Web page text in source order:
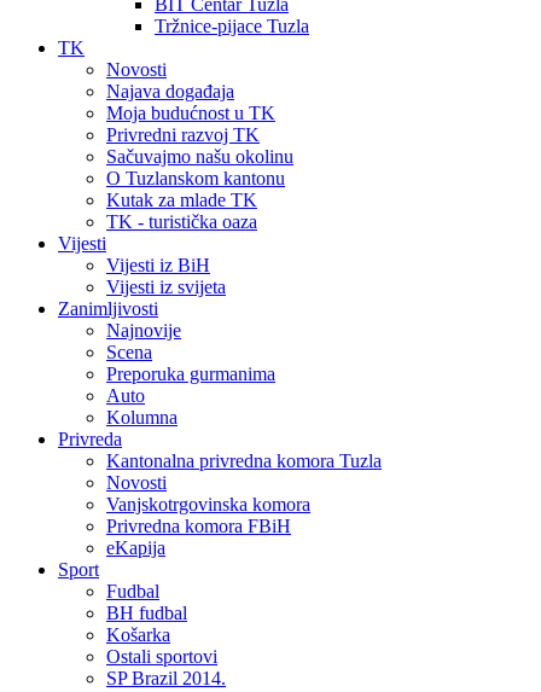
Tržnice-pijace Tuzla
TK
Novosti
Najava događaja
Moja budućnost u TK
Privredni razvoj TK
Sačuvajmo našu okolinu
O Tuzlanskom kantonu
Kutak za mlade TK
TK - turistička oaza
Vijesti
Vijesti iz BiH
Vijesti iz svijeta
Zanimljivosti
Najnovije
Scena
Preporuka gurmanima
Auto
Kolumna
Privreda
Kantonalna privredna komora Tuzla
Novosti
Vanjskotrgovinska komora
Privredna komora FBiH
eKapija
Sport
Fudbal
BH fudbal
Košarka
Ostali sportovi
SP Brazil 2014.